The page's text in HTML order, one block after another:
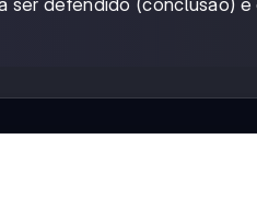
ser defendido (conclusão) e